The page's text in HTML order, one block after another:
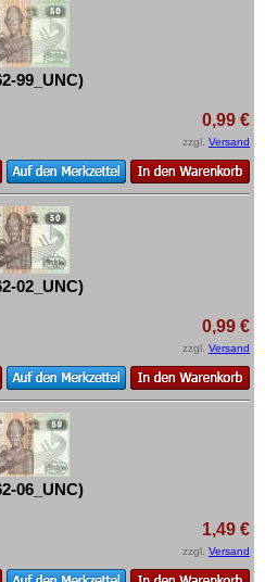
99_UNC)
0,99 €
zzgl. Versand
02_UNC)
0,99 €
zzgl. Versand
06_UNC)
1,49 €
zzgl. Versand